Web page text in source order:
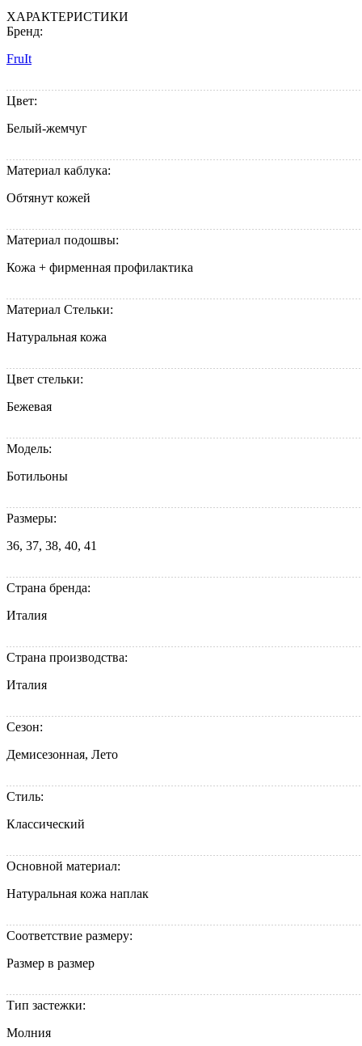
ХАРАКТЕРИСТИКИ
Бренд:
FruIt
Цвет:
Белый-жемчуг
Материал каблука:
Обтянут кожей
Материал подошвы:
Кожа + фирменная профилактика
Материал Стельки:
Натуральная кожа
Цвет стельки:
Бежевая
Модель:
Ботильоны
Размеры:
36, 37, 38, 40, 41
Страна бренда:
Италия
Страна производства:
Италия
Сезон:
Демисезонная, Лето
Стиль:
Классический
Основной материал:
Натуральная кожа наплак
Соответствие размеру:
Размер в размер
Тип застежки:
Молния